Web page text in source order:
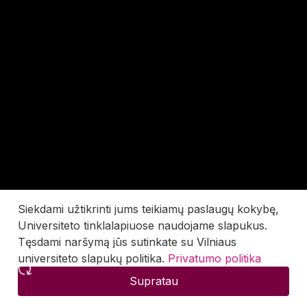
Siekdami užtikrinti jums teikiamų paslaugų kokybę,
Universiteto tinklalapiuose naudojame slapukus.
Tęsdami naršymą jūs sutinkate su Vilniaus
universiteto slapukų politika. Privatumo politika
Supratau